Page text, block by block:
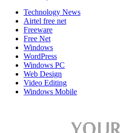
Technology News
Airtel free net
Freeware
Free Net
Windows
WordPress
Windows PC
Web Design
Video Editing
Windows Mobile